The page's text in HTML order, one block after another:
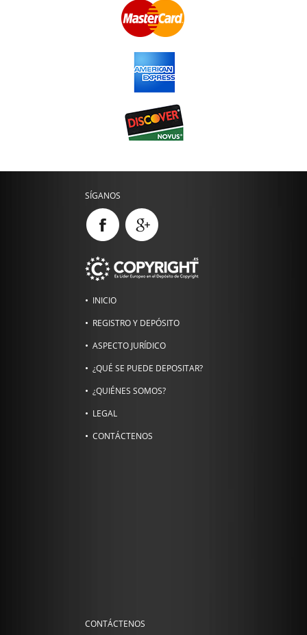
SÍGANOS
INICIO
REGISTRO Y DEPÓSITO
ASPECTO JURÍDICO
¿QUÉ SE PUEDE DEPOSITAR?
¿QUIÉNES SOMOS?
LEGAL
CONTÁCTENOS
CONTÁCTENOS